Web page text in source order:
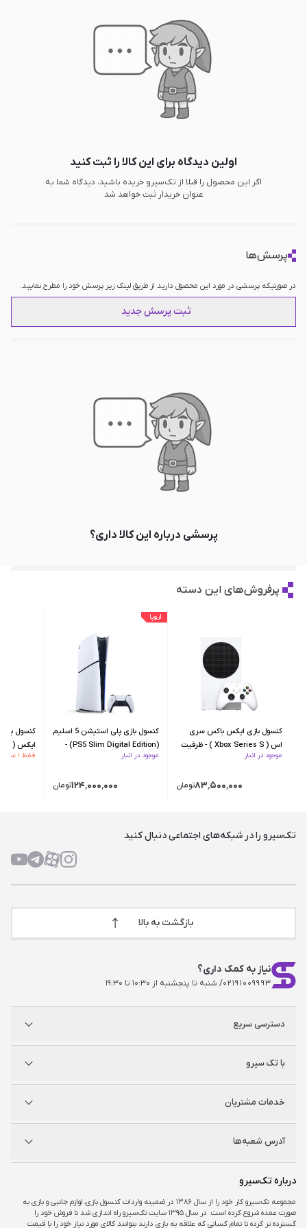
خنک کننده, سفارشی کردن کنسول دستی با
انگشت برای امنیت بالا, اسپیکر آمپر
مصنوعی دو طرفه, دارای میکروفون های
اولین دیدگاه برای این کالا را ثبت کنید
اگر این محصول را قبلا از تک‌سیرو خریده باشید، دیدگاه شما به
عنوان خریدار ثبت خواهد شد
پرسش‌ها
در صورتیکه پرسشی در مورد این محصول دارید از طریق لینک زیر پرسش خود را مطرح نمایید.
ثبت پرسش جدید
پرسشی درباره این کالا داری؟
پرفروش‌های این دسته
کنسول بازی ایکس باکس سری
اس ( Xbox Series S ) - ظرفیت
512GB
موجود در انبار
۸۳٬۵۰۰٬۰۰۰تومان
اروپا
کنسول بازی پلی استیشن 5 اسلیم
(PS5 Slim Digital Edition) -
ظرفیت 1TB - اروپا
موجود در انبار
۱۲۴٬۰۰۰٬۰۰۰تومان
کنسول
ظرفیت 1TB
فقط ۱ عدد از این کالا مونده
تک‌سیرو را در شبکه‌های اجتماعی دنبال کنید
نیاز به کمک داری؟
۰۲۱۹۱۰۰۹۹۹۳/ شنبه تا پنجشنبه از ۱۰:۳۰ تا ۱۹:۳۰
بازگشت به بالا
دسترسی سریع
ایکس‌باکس
شگفت سیرو
با تک سیرو
راه‌های ارتباطی
مجله خبری
خدمات مشتریان
راهنمای اکانت‌ها
شرایط و قوانین
آدرس شعبه‌ها
شعبه مرکزی
شعبه چارسو
درباره تک‌سیرو
مجموعه تک‌سیرو کار خود را از سال ۱۳۸۶ در ضمینه واردات کنسول بازی، لوازم جانبی و بازی به
صورت عمده شروع کرده است. در سال ۱۳۹۵ سایت تک‌سیرو راه اندازی شد تا فروش خود را
گسترده تر کرده تا تمام کسانی که علاقه به بازی دارند بتوانند کالای مورد نیاز خود را با قیمت